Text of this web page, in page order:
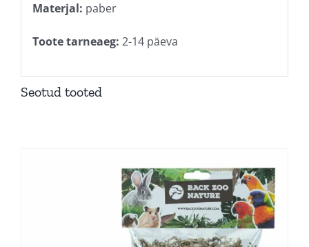
Materjal: paber
Toote tarneaeg: 2-14 päeva
Seotud tooted